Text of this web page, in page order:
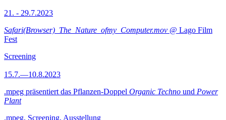
21. - 29.7.2023
Safari(Browser)_The_Nature_ofmy_Computer.mov @ Lago Film
Fest
Screening
15.7.—10.8.2023
.mpeg präsentiert das Pflanzen-Doppel Organic Techno und Power
Plant
.mpeg, Screening, Ausstellung